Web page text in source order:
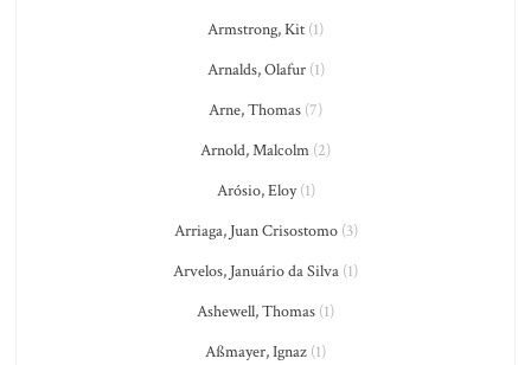
Armstrong, Kit (1)
Arnalds, Olafur(1)
Arne, Thomas (7)
Arnold, Malcolm (2)
Arósio, Eloy(1)
Arriaga, Juan Crisostomo(3)
Arvelos, Januário da Silva (1)
Ashewell, Thomas (1)
Aßmayer, Ignaz (1)